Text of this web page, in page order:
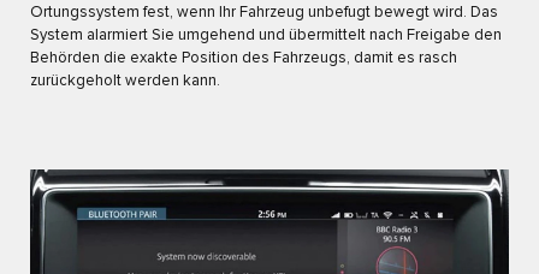
Ortungssystem fest, wenn Ihr Fahrzeug unbefugt bewegt wird. Das
System alarmiert Sie umgehend und übermittelt nach Freigabe den
Behörden die exakte Position des Fahrzeugs, damit es rasch
zurückgeholt werden kann.